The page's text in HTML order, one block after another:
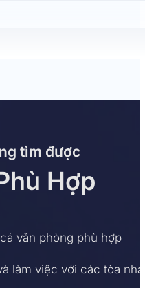
tìm được
Hợp
văn phòng phù hợp
làm việc với các tòa nhà